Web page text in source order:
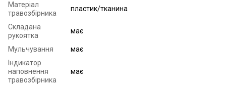
Матеріал
травозбірника
пластик/тканина
Складана
рукоятка
має
Мульчування
має
Індикатор
наповнення
травозбірника
має